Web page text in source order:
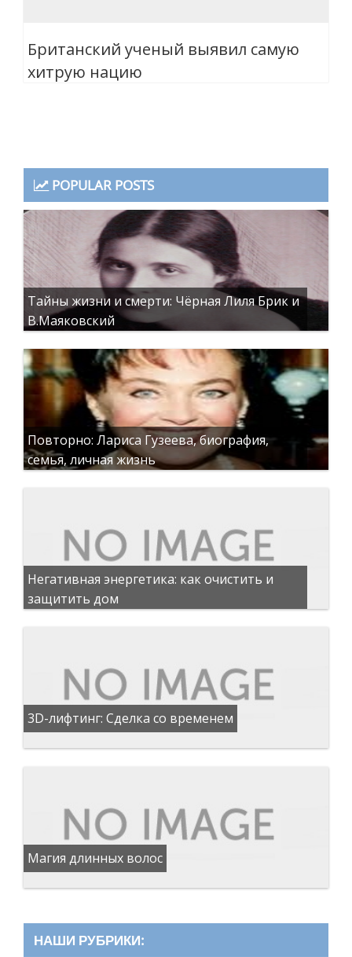
Британский ученый выявил самую
хитрую нацию
POPULAR POSTS
Тайны жизни и смерти: Чёрная Лиля Брик и
В.Маяковский
Повторно: Лариса Гузеева, биография,
семья, личная жизнь
Негативная энергетика: как очистить и
защитить дом
3D-лифтинг: Сделка со временем
Магия длинных волос
НАШИ РУБРИКИ: